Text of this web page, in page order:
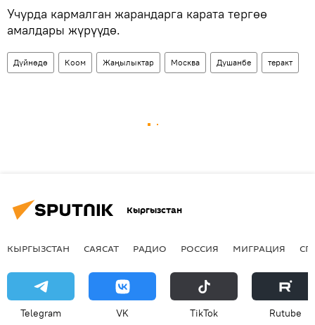
Учурда кармалган жарандарга карата тергөө
амалдары жүрүүдө.
Дүйнөдө Коом Жаңылыктар Москва Душанбе теракт
Кыргызстан
КЫРГЫЗСТАН САЯСАТ РАДИО РОССИЯ МИГРАЦИЯ
Telegram VK ТikТоk Rutube